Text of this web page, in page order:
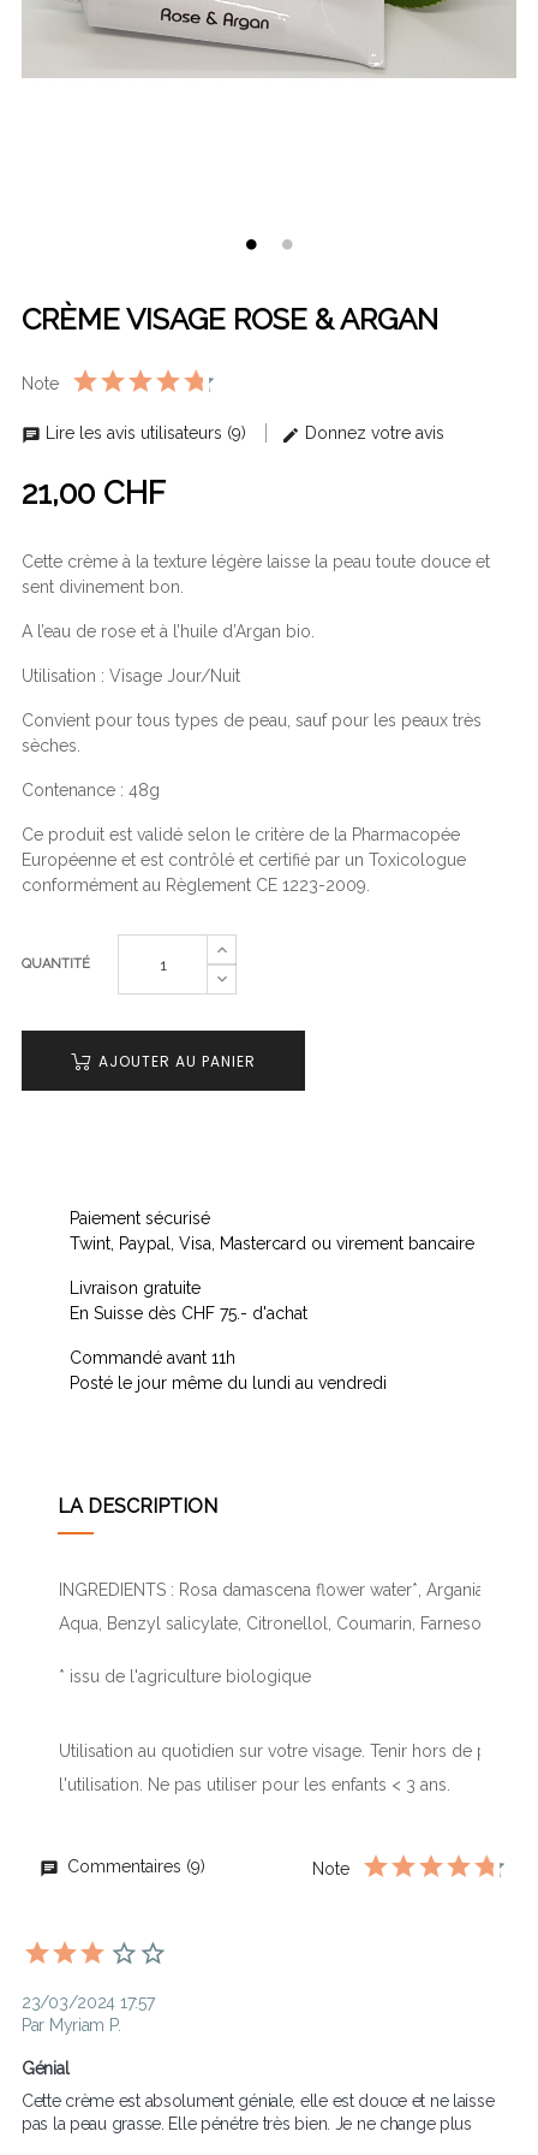
CRÈME VISAGE ROSE & ARGAN
Note
Lire les avis utilisateurs (9) Donnez votre avis
21,00 CHF
Cette crème à la texture légère laisse la peau toute douce et
sent divinement bon.
A l’eau de rose et à l’huile d’Argan bio.
Utilisation : Visage Jour/Nuit
Convient pour tous types de peau, sauf pour les peaux très
sèches.
Contenance : 48g
Ce produit est validé selon le critère de la Pharmacopée
Européenne et est contrôlé et certifié par un Toxicologue
conformément au Règlement CE 1223-2009.
QUANTITÉ
AJOUTER AU PANIER
Paiement sécurisé
Twint, Paypal, Visa, Mastercard ou virement bancaire
Livraison gratuite
En Suisse dès CHF 75.- d'achat
Commandé avant 11h
Posté le jour même du lundi au vendredi
LA DESCRIPTION
INGREDIENTS : Rosa damascena flower water*, Argania
Aqua, Benzyl salicylate, Citronellol, Coumarin, Farnesol,
* issu de l'agriculture biologique
Utilisation au quotidien sur votre visage. Tenir hors de portée
l'utilisation. Ne pas utiliser pour les enfants < 3 ans.
Commentaires (9) Note
23/03/2024 17:57
Par Myriam P.
Génial
Cette crème est absolument géniale, elle est douce et ne laisse
pas la peau grasse. Elle pénétre très bien. Je ne change plus